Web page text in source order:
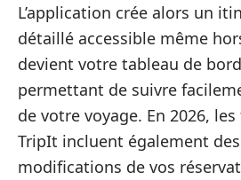
L’application crée alors un
détaillé accessible même
devient votre tableau de
permettant de suivre
de votre voyage. En 2026,
TripIt incluent également
modifications de vos